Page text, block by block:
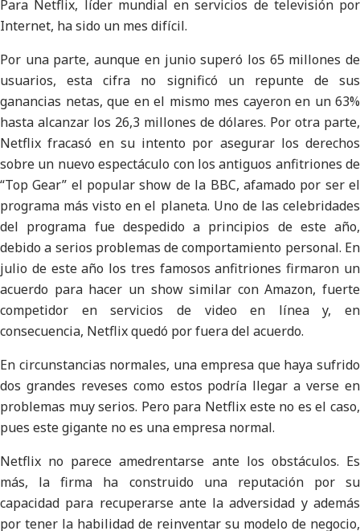
Para Netflix, líder mundial en servicios de televisión por
Internet, ha sido un mes difícil.
Por una parte, aunque en junio superó los 65 millones de
usuarios, esta cifra no significó un repunte de sus
ganancias netas, que en el mismo mes cayeron en un 63%
hasta alcanzar los 26,3 millones de dólares. Por otra parte,
Netflix fracasó en su intento por asegurar los derechos
sobre un nuevo espectáculo con los antiguos anfitriones de
“Top Gear” el popular show de la BBC, afamado por ser el
programa más visto en el planeta. Uno de las celebridades
del programa fue despedido a principios de este año,
debido a serios problemas de comportamiento personal. En
julio de este año los tres famosos anfitriones firmaron un
acuerdo para hacer un show similar con Amazon, fuerte
competidor en servicios de video en línea y, en
consecuencia, Netflix quedó por fuera del acuerdo.
En circunstancias normales, una empresa que haya sufrido
dos grandes reveses como estos podría llegar a verse en
problemas muy serios. Pero para Netflix este no es el caso,
pues este gigante no es una empresa normal.
Netflix no parece amedrentarse ante los obstáculos. Es
más, la firma ha construido una reputación por su
capacidad para recuperarse ante la adversidad y además
por tener la habilidad de reinventar su modelo de negocio,